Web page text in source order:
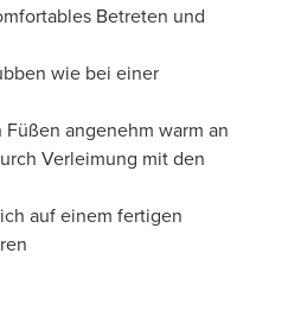
Betreten und
wie bei einer
angenehm warm an
Verleimung mit den
auf einem fertigen